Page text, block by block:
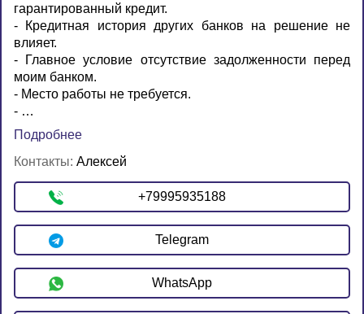
гарантированный кредит.
- Кредитная история других банков на решение не
влияет.
- Главное условие отсутствие задолженности перед
моим банком.
- Место работы не требуется.
- …
Подробнее
Контакты: Алексей
+79995935188
Telegram
WhatsApp